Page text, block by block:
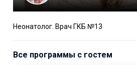
Неонатолог. Врач ГКБ №13
Все программы с гостем